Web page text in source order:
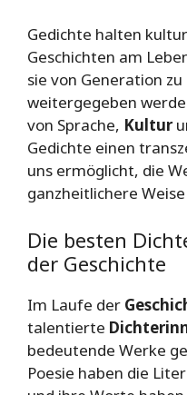
Gedichte halten
Geschichten am
sie von Generation
weitergegeben
von Sprache, Kultur
Gedichte einen
uns ermöglicht, die
ganzheitlichere
Die besten
der Geschichte
Im Laufe der
talentierte
bedeutende Werke
Poesie haben die